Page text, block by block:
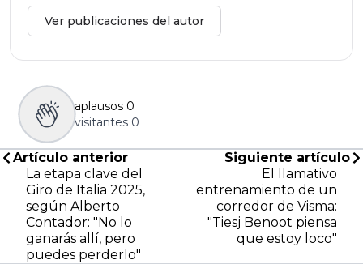
Ver publicaciones del autor
aplausos 0
visitantes 0
Artículo anterior
La etapa clave del
Giro de Italia 2025,
según Alberto
Contador: "No lo
ganarás allí, pero
puedes perderlo"
Siguiente artículo
El llamativo
entrenamiento de un
corredor de Visma:
"Tiesj Benoot piensa
que estoy loco"